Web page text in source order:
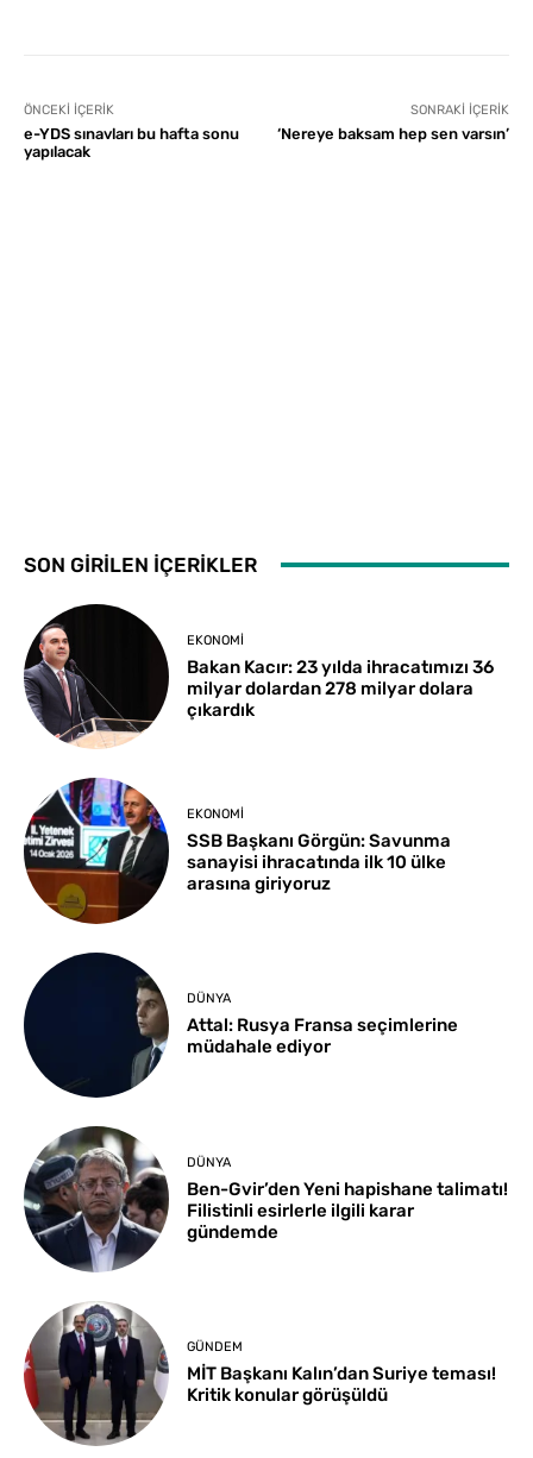
ÖNCEKI İÇERIK
e-YDS sınavları bu hafta sonu
yapılacak
SONRAKI İÇERIK
‘Nereye baksam hep sen varsın’
SON GİRİLEN İÇERİKLER
EKONOMI
Bakan Kacır: 23 yılda ihracatımızı 36
milyar dolardan 278 milyar dolara
çıkardık
EKONOMI
SSB Başkanı Görgün: Savunma
sanayisi ihracatında ilk 10 ülke
arasına giriyoruz
DÜNYA
Attal: Rusya Fransa seçimlerine
müdahale ediyor
DÜNYA
Ben-Gvir’den Yeni hapishane talimatı!
Filistinli esirlerle ilgili karar
gündemde
GÜNDEM
MİT Başkanı Kalın’dan Suriye teması!
Kritik konular görüşüldü